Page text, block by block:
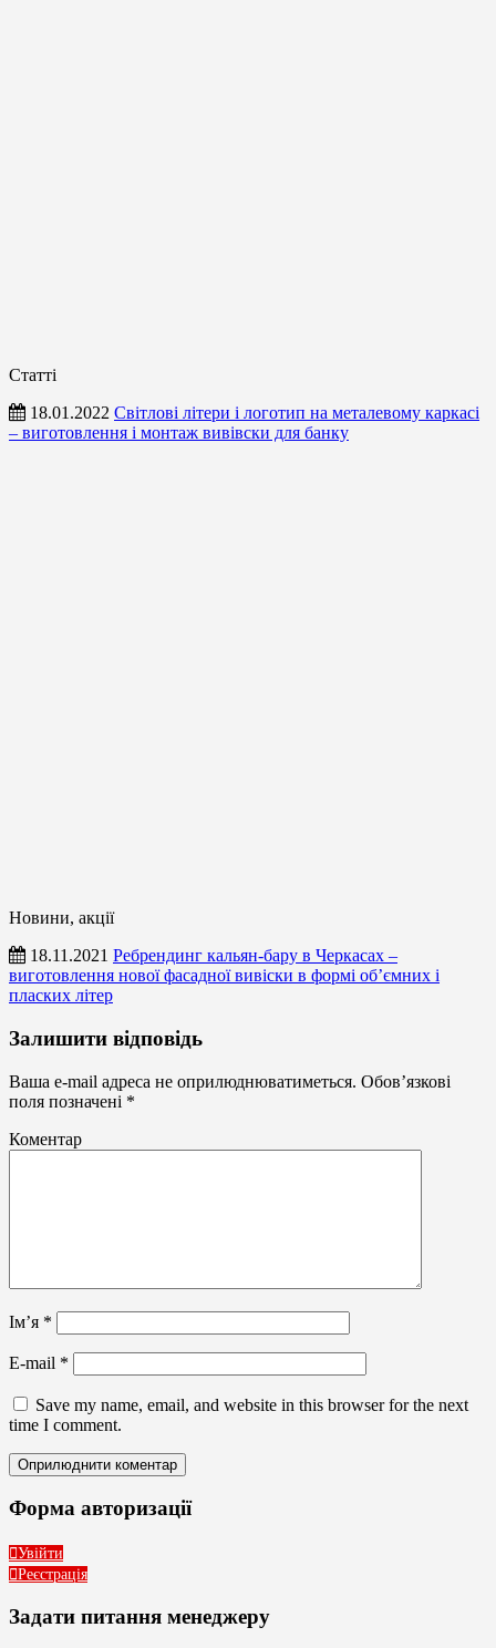
Статті
18.01.2022 Світлові літери і логотип на металевому каркасі
– виготовлення і монтаж вивівски для банку
Новини, акції
18.11.2021 Ребрендинг кальян-бару в Черкасах –
виготовлення нової фасадної вивіски в формі об’ємних і
пласких літер
Статті
Залишити відповідь
Ваша e-mail адреса не оприлюднюватиметься. Обов’язкові
поля позначені *
Коментар
Ім’я *
E-mail *
Save my name, email, and website in this browser for the next
time I comment.
Форма авторизації
Увійти
Реєстрація
Задати питання менеджеру